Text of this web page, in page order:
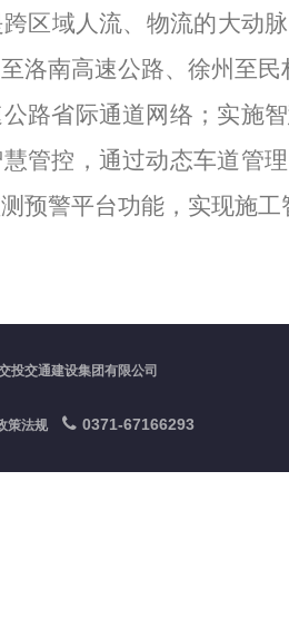
区域人流、物流的大动
洛南高速公路、徐州至民
路省际通道网络；实施
管控，通过动态车道管
预警平台功能，实现施
投交通建设集团有限公司
策法规 0371-67166293